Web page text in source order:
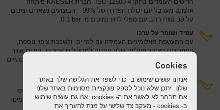
חדישים העומדים בתקן ISO 12500-4. חברת KAESER פיתחה
אלמנט מערבל עם יכולת הפרדה של 99% – הביצועים נשארים יציבים
על פני טווח רחב עם מפלי לחץ נמוכים מ- 0.1‎ bar.
עמיד ושומר על ערכו
עם המעטפת מאלומיניום העמידה גם למי ים, ולשכבת ציפוי נוספת,
המפרידים הצנטריפוגליים שלנו נועדים למסלולים ארוכים. חיבורי אוויר
דחוס שונים שבמעטפת מבטיחים התאמה מושלמת למדחסים הבורגיים
שלנו.
אין צורך בתחזוקה:
המפריד הצנטריפוגלי KC KAESER לא זקוק לטיפולי תחזוקה. מנקז
המשקעים ECO-DRAIN מצויד ביחידת שירות לתחזוקה בטוחה ואמינה.
Cookies
אנחנו עושים שימוש ב- כדי לשפר את הגלישה שלך באתר
שלנו. יתכן שלא נוכל לספק פונקציות מסוימות באתר שלנו
אם תבחר לא לאשר את ה- cookies. אנו גם עושים שימוש
ב- cookies - מעקב צד שלישי על מנת להעריך את